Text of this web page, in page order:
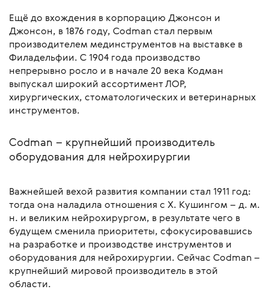
Ещё до вхождения в корпорацию Джонсон и
Джонсон, в 1876 году, Codman стал первым
производителем мединструментов на выставке в
Филадельфии. С 1904 года производство
непрерывно росло и в начале 20 века Кодман
выпускал широкий ассортимент ЛОР,
хирургических, стоматологических и ветеринарных
инструментов.
Codman – крупнейший производитель
оборудования для нейрохирургии
Важнейшей вехой развития компании стал 1911 год:
тогда она наладила отношения с Х. Кушингом – д. м.
н. и великим нейрохирургом, в результате чего в
будущем сменила приоритеты, сфокусировавшись
на разработке и производстве инструментов и
оборудования для нейрохирургии. Сейчас Codman –
крупнейший мировой производитель в этой
области.